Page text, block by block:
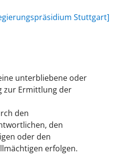
Stuttgart]
unterbliebene oder
zur Ermittlung der
den
den
oder den
erfolgen.